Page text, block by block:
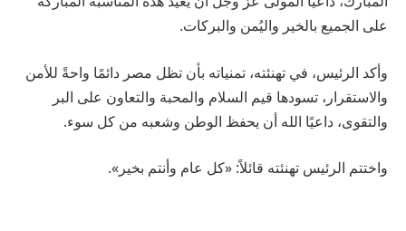
على الجميع بالخير واليُمن والبركات.
وأكد الرئيس، في تهنئته، تمنياته بأن تظل مصر دائمًا واحةً للأمن
والاستقرار، تسودها قيم السلام والمحبة والتعاون على البر
والتقوى، داعيًا الله أن يحفظ الوطن وشعبه من كل سوء.
واختتم الرئيس تهنئته قائلاً: «كل عام وأنتم بخير».